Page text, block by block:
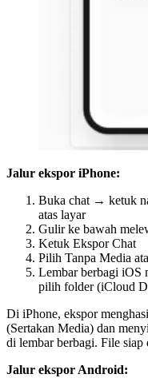
Jalur ekspor iPhone:
Buka chat → ketuk
atas layar
Gulir ke bawah
Ketuk Ekspor Chat
Pilih Tanpa Media
Lembar berbagi
pilih folder (iCloud
Di iPhone, ekspor
(Sertakan Media) dan
di lembar berbagi. File siap
Jalur ekspor Android: